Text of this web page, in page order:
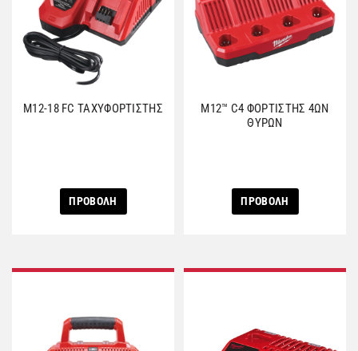
M12-18 FC ΤΑΧΥΦΟΡΤΙΣΤΗΣ
ΠΡΟΒΟΛΗ
M12™ C4 ΦΟΡΤΙΣΤΗΣ 4ΩΝ
ΘΥΡΩΝ
ΠΡΟΒΟΛΗ